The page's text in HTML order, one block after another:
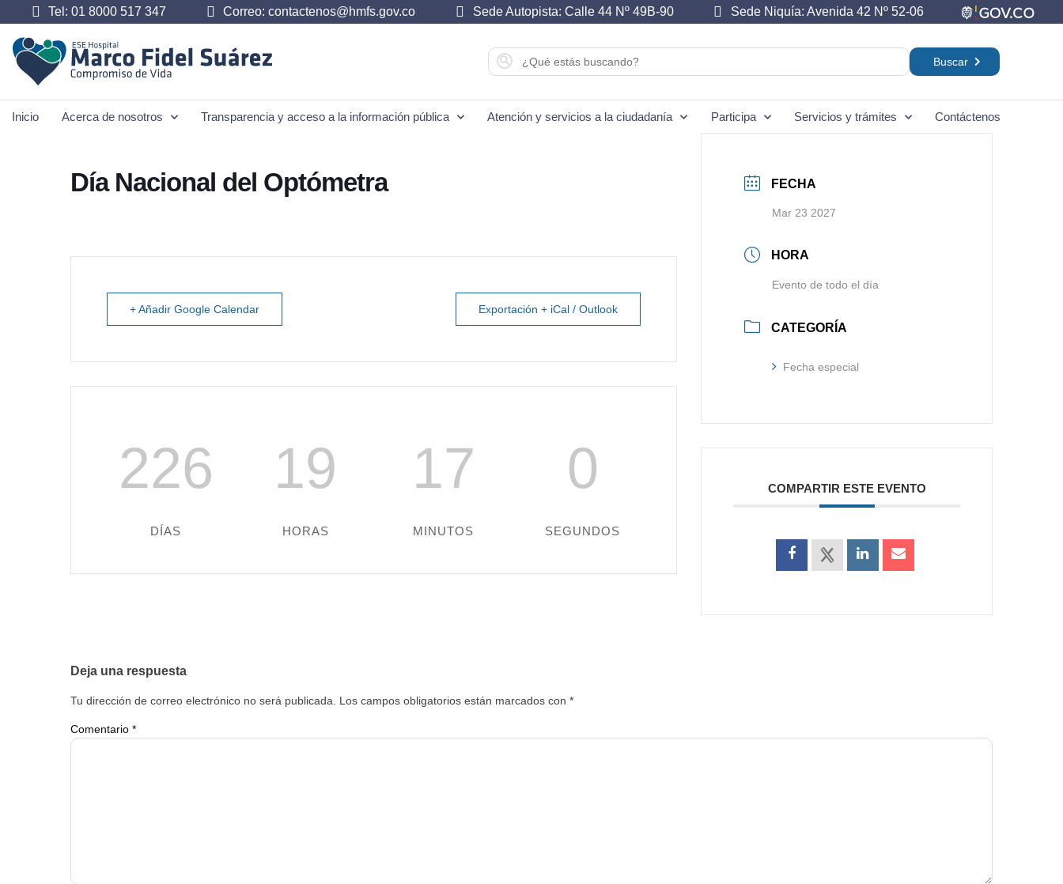
Tel: 01 8000 517 347 Correo: contactenos@hmfs.gov.co Sede Autopista: Calle 44 Nº 49B-90 Sede Niquía: Avenida 42 Nº 52-06
Inicio Acerca de nosotros Transparencia y acceso a la información pública Atención y servicios a la ciudadanía Participa Servicios y trámites Contáctenos
Día Nacional del Optómetra
+ Añadir Google Calendar Exportación + iCal / Outlook
226
DÍAS
19
HORAS
16
MINUTOS
59
SEGUNDOS
FECHA
Mar 23 2027
HORA
Evento de todo el día
CATEGORÍA
Fecha especial
COMPARTIR ESTE EVENTO
Deja una respuesta
Tu dirección de correo electrónico no será publicada. Los campos obligatorios están marcados con *
Comentario *